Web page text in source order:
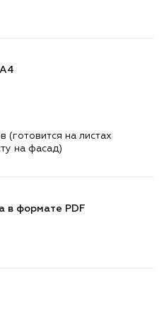
(готовится на листах
на фасад)
в формате PDF